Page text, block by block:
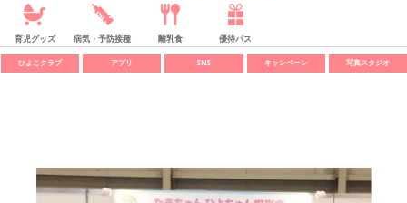
育児グッズ 病気・予防接種 離乳食 優待パス
ひよこクラブ アプリ SNS キャンペーン 写真スタジオ